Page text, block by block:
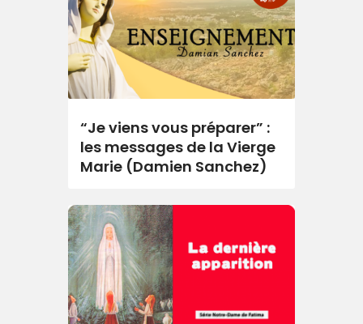
“Je viens vous préparer” :
les messages de la Vierge
Marie (Damien Sanchez)